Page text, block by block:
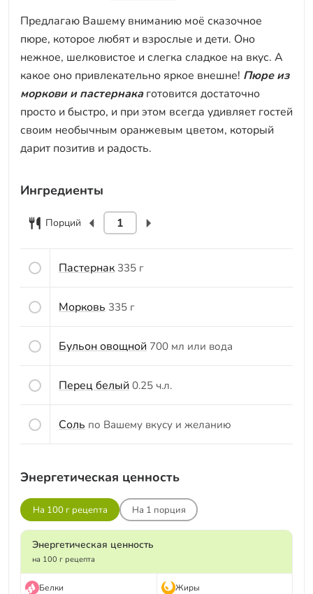
Предлагаю Вашему вниманию моё сказочное
пюре, которое любят и взрослые и дети. Оно
нежное, шелковистое и слегка сладкое на вкус. А
какое оно привлекательно яркое внешне! Пюре из
моркови и пастернакаготовится достаточно
просто и быстро, и при этом всегда удивляет гостей
своим необычным оранжевым цветом, который
дарит позитив и радость.
Ингредиенты
Порций
Пастернак 335 г
Морковь 335 г
Бульон овощной 700 мл или вода
Перец белый 0.25 ч.л.
Соль по Вашему вкусу и желанию
Энергетическая ценность
На 100 г рецепта На 1 порция
Энергетическая ценность
на 100 г рецепта
Белки Жиры